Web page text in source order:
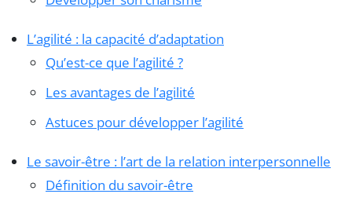
L’agilité : la capacité d’adaptation
Qu’est-ce que l’agilité ?
Les avantages de l’agilité
Astuces pour développer l’agilité
Le savoir-être : l’art de la relation interpersonnelle
Définition du savoir-être